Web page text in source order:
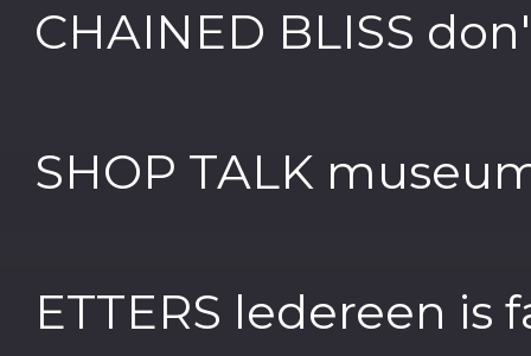
CHAINED BLISS
SHOP TALK
ETTERS ledereen is